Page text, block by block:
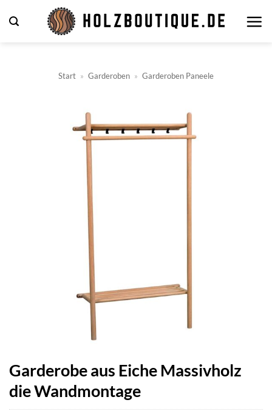
Inhalt
Start » Garderoben » Garderoben Paneele
Garderobe aus Eiche Massivholz
die Wandmontage